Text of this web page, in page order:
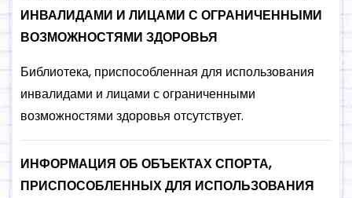
ИНВАЛИДАМИ И ЛИЦАМИ С ОГРАНИЧЕННЫМИ
ВОЗМОЖНОСТЯМИ ЗДОРОВЬЯ
Библиотека, приспособленная для использования
инвалидами и лицами с ограниченными
возможностями здоровья отсутствует.
ИНФОРМАЦИЯ ОБ ОБЪЕКТАХ СПОРТА,
ПРИСПОСОБЛЕННЫХ ДЛЯ ИСПОЛЬЗОВАНИЯ